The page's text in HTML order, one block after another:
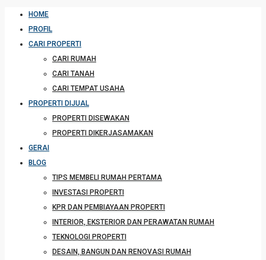
HOME
PROFIL
CARI PROPERTI
CARI RUMAH
CARI TANAH
CARI TEMPAT USAHA
PROPERTI DIJUAL
PROPERTI DISEWAKAN
PROPERTI DIKERJASAMAKAN
GERAI
BLOG
TIPS MEMBELI RUMAH PERTAMA
INVESTASI PROPERTI
KPR DAN PEMBIAYAAN PROPERTI
INTERIOR, EKSTERIOR DAN PERAWATAN RUMAH
TEKNOLOGI PROPERTI
DESAIN, BANGUN DAN RENOVASI RUMAH